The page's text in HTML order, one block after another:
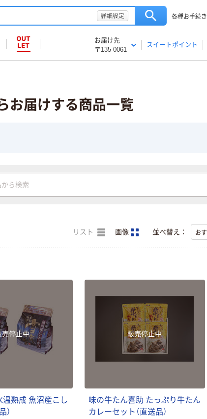
詳細設定 各種お手続き
お届け先
〒135-0061
スイートポイント
お届けする商品一覧
リスト 画像 並べ替え：
売停止中
温熟成 魚沼産こ し
）
販売停止中
味の牛たん喜助 たっぷり 牛たん
カ レーセ ッ ト （直送品）